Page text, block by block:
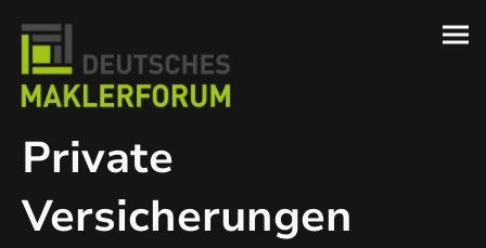
Private
Versicherungen